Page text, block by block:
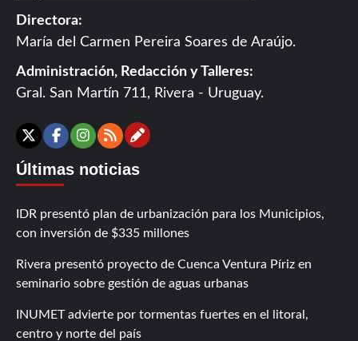
Directora:
María del Carmen Pereira Soares de Araújo.
Administración, Redacción y Talleres:
Gral. San Martín 711, Rivera - Uruguay.
X Facebook
Instagram
RSSContáctanos
Últimas noticias
IDR presentó plan de urbanización para los Municipios,
con inversión de $335 millones
Rivera presentó proyecto de Cuenca Ventura Píriz en
seminario sobre gestión de aguas urbanas
INUMET advierte por tormentas fuertes en el litoral,
centro y norte del país